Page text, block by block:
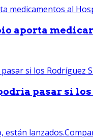
aporta
pasar si